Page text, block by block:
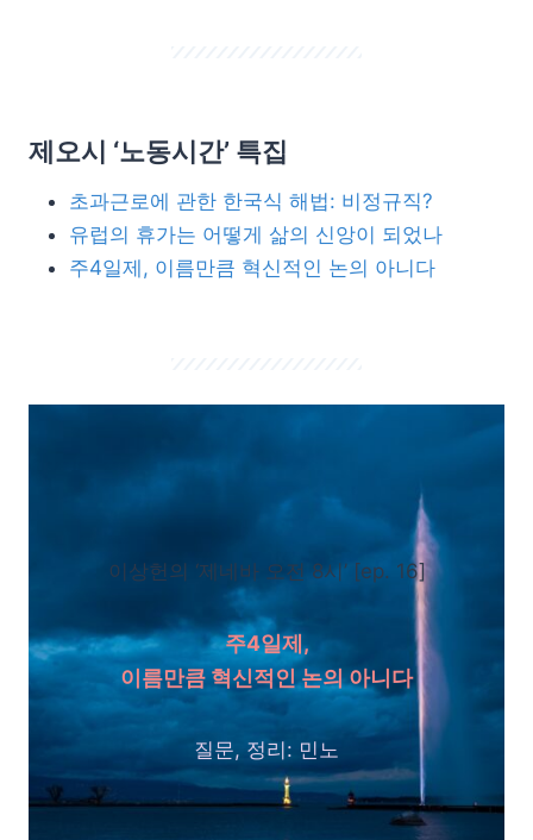
제오시 ‘노동시간’ 특집
초과근로에 관한 한국식 해법: 비정규직?
유럽의 휴가는 어떻게 삶의 신앙이 되었나
주4일제, 이름만큼 혁신적인 논의 아니다
이상헌의 ‘제네바 오전 8시’ [ep. 16]
주4일제,
이름만큼 혁신적인 논의 아니다
질문, 정리: 민노